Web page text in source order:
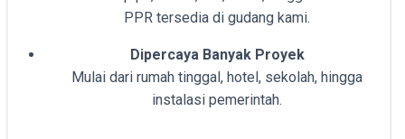
PPR tersedia di gudang kami.
Dipercaya Banyak Proyek
Mulai dari rumah tinggal, hotel, sekolah, hingga
instalasi pemerintah.